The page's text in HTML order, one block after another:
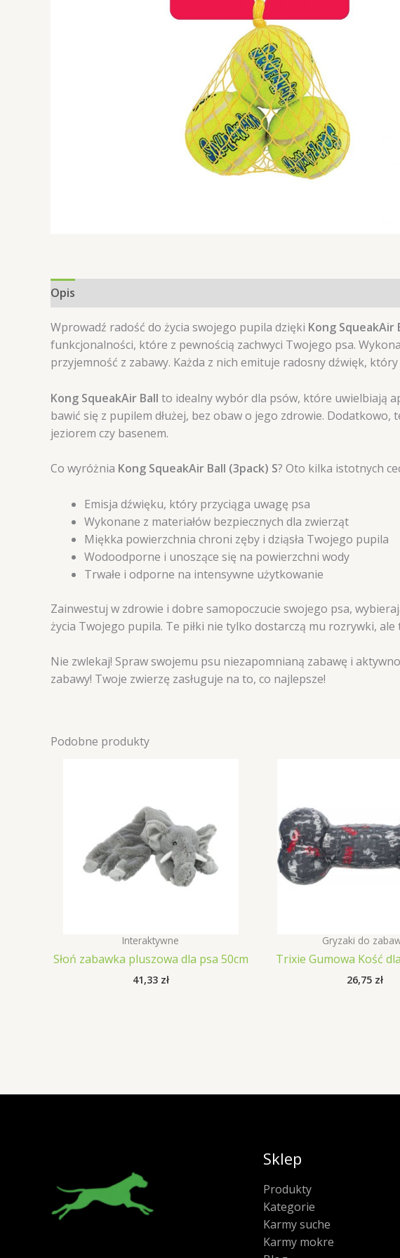
Opis
Wprowadź radość do życia swojego pupila dzięki Kong SqueakAir
funkcjonalności, które z pewnością zachwyci Twojego psa.
przyjemność z zabawy. Każda z nich emituje radosny dźwięk,
Kong SqueakAir Ball to idealny wybór dla psów, które uwielbiają
bawić się z pupilem dłużej, bez obaw o jego zdrowie. Dodatkowo,
jeziorem czy basenem.
Co wyróżnia Kong SqueakAir Ball (3pack) S? Oto kilka istotnych
Emisja dźwięku, który przyciąga uwagę psa
Wykonane z materiałów bezpiecznych dla zwierząt
Miękka powierzchnia chroni zęby i dziąsła Twojego pupila
Wodoodporne i unoszące się na powierzchni wody
Trwałe i odporne na intensywne użytkowanie
Zainwestuj w zdrowie i dobre samopoczucie swojego psa,
życia Twojego pupila. Te piłki nie tylko dostarczą mu rozrywki,
Nie zwlekaj! Spraw swojemu psu niezapomnianą zabawę i
zabawy! Twoje zwierzę zasługuje na to, co najlepsze!
Podobne produkty
Interaktywne
Słoń zabawka pluszowa dla psa 50cm
41,33 zł
Gryzaki do
Trixie Gumowa Kość
26,75 zł
Sklep
Produkty
Kategorie
Karmy suche
Karmy mokre